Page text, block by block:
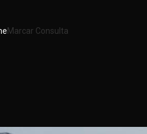
Marcar Consulta